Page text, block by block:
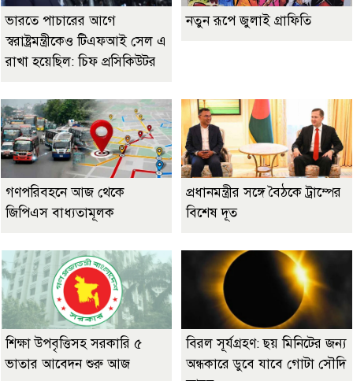
ভারতে পাচারের আগে
স্বরাষ্ট্রমন্ত্রীকেও টিএফআই সেল এ
রাখা হয়েছিল: চিফ প্রসিকিউটর
নতুন রূপে জুলাই গ্রাফিতি
গণপরিবহনে আজ থেকে
জিপিএস বাধ্যতামূলক
প্রধানমন্ত্রীর সঙ্গে বৈঠকে ট্রাম্পের
বিশেষ দূত
শিক্ষা উপবৃত্তিসহ সরকারি ৫
ভাতার আবেদন শুরু আজ
বিরল সূর্যগ্রহণ: ছয় মিনিটের জন্য
অন্ধকারে ডুবে যাবে গোটা সৌদি